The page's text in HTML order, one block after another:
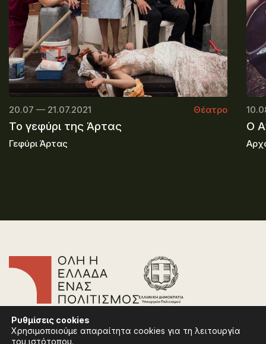
20.07 — 21.07.2021 Θέατρο
Το γεφύρι της Άρτας
Γεφύρι Άρτας
O
Συχνές Ερωτήσεις
Πολιτική Απορρήτου
Ρυθμίσεις cookies
Χρησιμοποιούμε απαραίτητα cookies για τη λειτουργία
του ιστότοπου.